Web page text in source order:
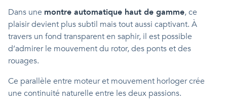
Dans une montre automatique haut de gamme, ce
plaisir devient plus subtil mais tout aussi captivant. À
travers un fond transparent en saphir, il est possible
d’admirer le mouvement du rotor, des ponts et des
rouages.
Ce parallèle entre moteur et mouvement horloger crée
une continuité naturelle entre les deux passions.